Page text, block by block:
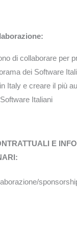
di collaborare per
dei Software
Italy e creare il più
Italiani
E